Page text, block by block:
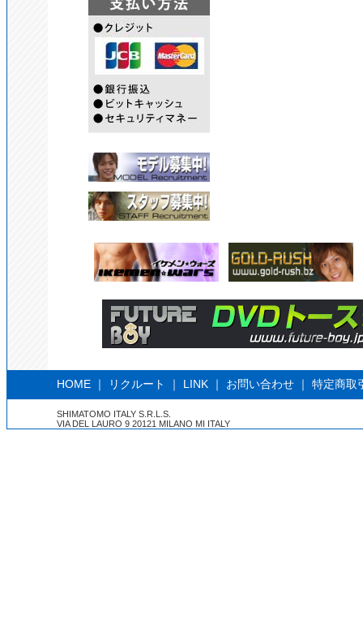
HOME ｜ リクルート ｜ LINK ｜ お問い合わせ ｜ 特定商取
SHIMATOMO ITALY S.R.L.S.
VIA DEL LAURO 9 20121 MILANO MI ITALY